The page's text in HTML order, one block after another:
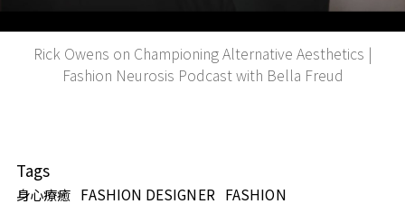
Video
Rick Owens on Championing Alternative Aesthetics |
Fashion Neurosis Podcast with Bella Freud
Tags
身心療癒 FASHION DESIGNER FASHION